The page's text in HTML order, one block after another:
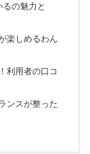
の魅力と
楽しめるわん
利用者の口コ
ンスが整った